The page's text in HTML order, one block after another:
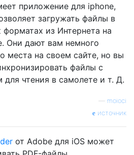
приложение для iphone,
загружать файлы в
форматах из Интернета на
Они дают вам немного
места на своем сайте, но вы
файлы с
для чтения в самолете и т. Д.
moioci
источник
от Adobe для iOS может